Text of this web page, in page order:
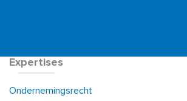
Expertises
Ondernemingsrecht